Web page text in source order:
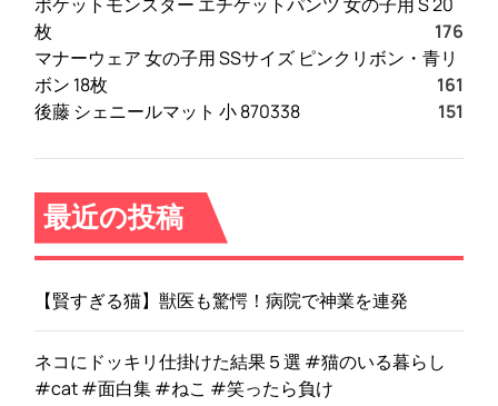
枚
176
マナーウェア 女の子用 SSサイズ ピンクリボン・青リ
ボン 18枚
161
後藤 シェニールマット 小 870338
151
最近の投稿
【賢すぎる猫】獣医も驚愕！病院で神業を連発
ネコにドッキリ仕掛けた結果５選 #猫のいる暮らし
#cat #面白集 #ねこ #笑ったら負け